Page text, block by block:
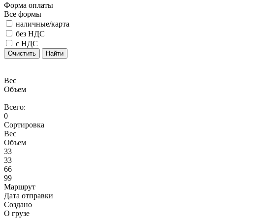
Форма оплаты
Все формы
наличные/карта
без НДС
с НДС
Очистить Найти
Вес
Объем
Всего:
0
Сортировка
Вес
Объем
33
33
66
99
Маршрут
Дата отправки
Создано
О грузе